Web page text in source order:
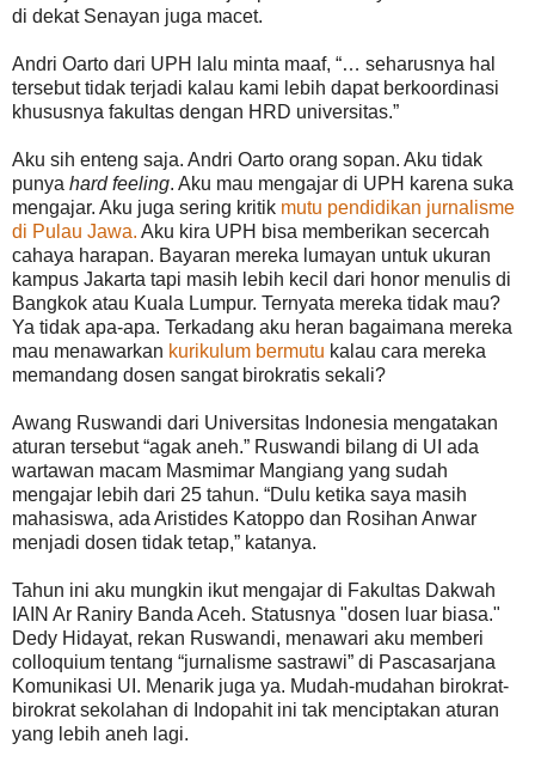
di dekat Senayan juga macet.
Andri Oarto dari UPH lalu minta maaf, “… seharusnya hal
tersebut tidak terjadi kalau kami lebih dapat berkoordinasi
khususnya fakultas dengan HRD universitas.”
Aku sih enteng saja. Andri Oarto orang sopan. Aku tidak
punya hard feeling. Aku mau mengajar di UPH karena suka
mengajar. Aku juga sering kritik mutu pendidikan jurnalisme
di Pulau Jawa. Aku kira UPH bisa memberikan secercah
cahaya harapan. Bayaran mereka lumayan untuk ukuran
kampus Jakarta tapi masih lebih kecil dari honor menulis di
Bangkok atau Kuala Lumpur. Ternyata mereka tidak mau?
Ya tidak apa-apa. Terkadang aku heran bagaimana mereka
mau menawarkan kurikulum bermutu kalau cara mereka
memandang dosen sangat birokratis sekali?
Awang Ruswandi dari Universitas Indonesia mengatakan
aturan tersebut “agak aneh.” Ruswandi bilang di UI ada
wartawan macam Masmimar Mangiang yang sudah
mengajar lebih dari 25 tahun. “Dulu ketika saya masih
mahasiswa, ada Aristides Katoppo dan Rosihan Anwar
menjadi dosen tidak tetap,” katanya.
Tahun ini aku mungkin ikut mengajar di Fakultas Dakwah
IAIN Ar Raniry Banda Aceh. Statusnya "dosen luar biasa."
Dedy Hidayat, rekan Ruswandi, menawari aku memberi
colloquium tentang “jurnalisme sastrawi” di Pascasarjana
Komunikasi UI. Menarik juga ya. Mudah-mudahan birokrat-
birokrat sekolahan di Indopahit ini tak menciptakan aturan
yang lebih aneh lagi.